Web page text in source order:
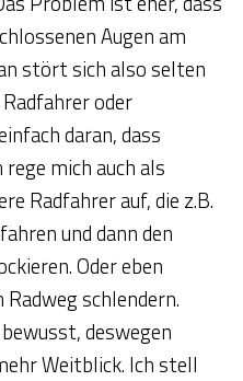
Augen am
stört sich also selten
oder
daran, dass
mich auch als
Radfahrer auf, die z.B.
und dann den
Oder eben
Radweg schlendern.
deswegen
Weitblick. Ich stell